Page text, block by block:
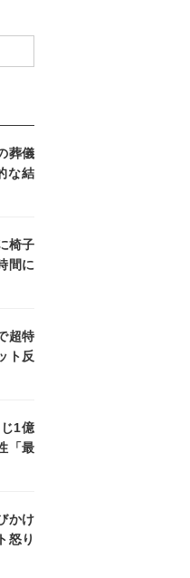
葬儀
な結
椅子
間に
超特
ト反
1億
「最
かけ
怒り